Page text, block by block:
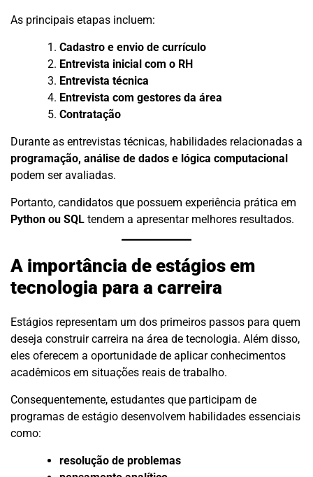
As principais etapas incluem:
Cadastro e envio de currículo
Entrevista inicial com o RH
Entrevista técnica
Entrevista com gestores da área
Contratação
Durante as entrevistas técnicas, habilidades relacionadas a
programação, análise de dados e lógica computacional
podem ser avaliadas.
Portanto, candidatos que possuem experiência prática em
Python ou SQL tendem a apresentar melhores resultados.
A importância de estágios em
tecnologia para a carreira
Estágios representam um dos primeiros passos para quem
deseja construir carreira na área de tecnologia. Além disso,
eles oferecem a oportunidade de aplicar conhecimentos
acadêmicos em situações reais de trabalho.
Consequentemente, estudantes que participam de
programas de estágio desenvolvem habilidades essenciais
como:
resolução de problemas